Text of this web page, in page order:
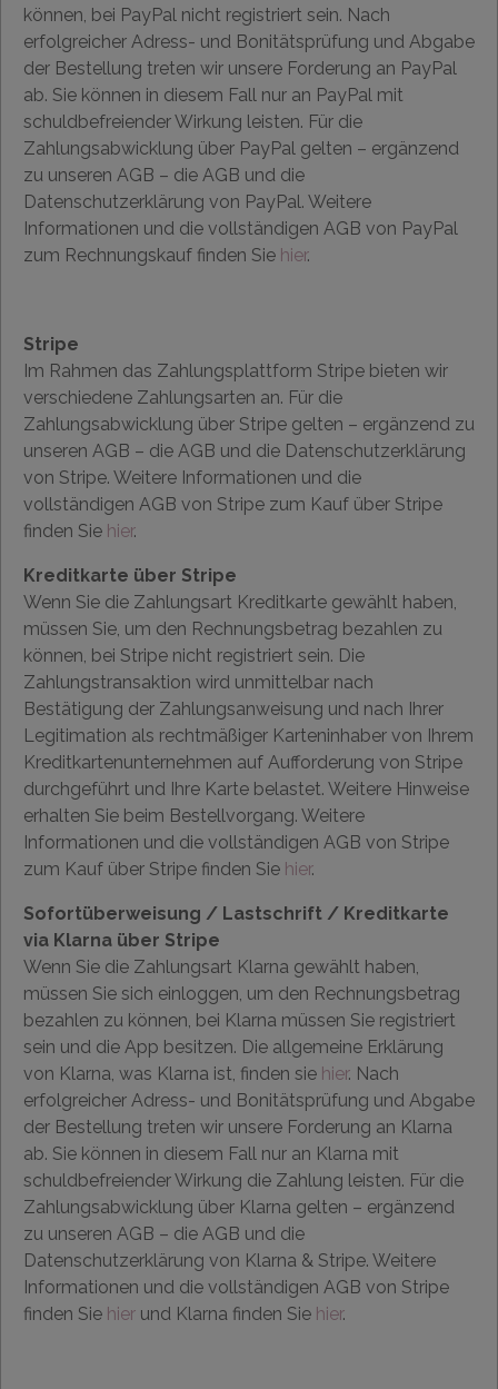
können, bei PayPal nicht registriert sein. Nach
erfolgreicher Adress- und Bonitätsprüfung und Abgabe
der Bestellung treten wir unsere Forderung an PayPal
ab. Sie können in diesem Fall nur an PayPal mit
schuldbefreiender Wirkung leisten. Für die
Zahlungsabwicklung über PayPal gelten – ergänzend
zu unseren AGB – die AGB und die
Datenschutzerklärung von PayPal. Weitere
Informationen und die vollständigen AGB von PayPal
zum Rechnungskauf finden Sie hier.
Stripe
Im Rahmen das Zahlungsplattform Stripe bieten wir
verschiedene Zahlungsarten an. Für die
Zahlungsabwicklung über Stripe gelten – ergänzend zu
unseren AGB – die AGB und die Datenschutzerklärung
von Stripe. Weitere Informationen und die
vollständigen AGB von Stripe zum Kauf über Stripe
finden Sie hier.
Kreditkarte über Stripe
Wenn Sie die Zahlungsart Kreditkarte gewählt haben,
müssen Sie, um den Rechnungsbetrag bezahlen zu
können, bei Stripe nicht registriert sein. Die
Zahlungstransaktion wird unmittelbar nach
Bestätigung der Zahlungsanweisung und nach Ihrer
Legitimation als rechtmäßiger Karteninhaber von Ihrem
Kreditkartenunternehmen auf Aufforderung von Stripe
durchgeführt und Ihre Karte belastet. Weitere Hinweise
erhalten Sie beim Bestellvorgang. Weitere
Informationen und die vollständigen AGB von Stripe
zum Kauf über Stripe finden Sie hier.
Sofortüberweisung / Lastschrift / Kreditkarte
via Klarna über Stripe
Wenn Sie die Zahlungsart Klarna gewählt haben,
müssen Sie sich einloggen, um den Rechnungsbetrag
bezahlen zu können, bei Klarna müssen Sie registriert
sein und die App besitzen. Die allgemeine Erklärung
von Klarna, was Klarna ist, finden sie hier. Nach
erfolgreicher Adress- und Bonitätsprüfung und Abgabe
der Bestellung treten wir unsere Forderung an Klarna
ab. Sie können in diesem Fall nur an Klarna mit
schuldbefreiender Wirkung die Zahlung leisten. Für die
Zahlungsabwicklung über Klarna gelten – ergänzend
zu unseren AGB – die AGB und die
Datenschutzerklärung von Klarna & Stripe. Weitere
Informationen und die vollständigen AGB von Stripe
finden Sie hier und Klarna finden Sie hier.